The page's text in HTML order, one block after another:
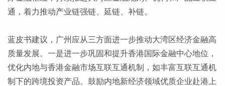
通，着力推动产业链强链、延链、补链。
蓝皮书建议，广州应从三方面进一步推动大湾区经济金融高
质量发展。一是进一步巩固和提升香港国际金融中心地位，
优化内地与香港金融市场互联互通机制，如丰富互联互通机
制下的跨境投资产品。鼓励内地新经济领域优质企业赴港上